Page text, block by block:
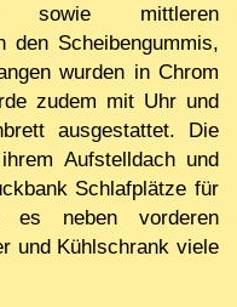
sowie mittleren
den Scheibengummis,
wurden in Chrom
zudem mit Uhr und
ausgestattet. Die
Aufstelldach und
Schlafplätze für
es neben vorderen
und Kühlschrank viele